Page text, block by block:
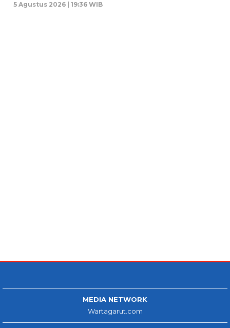
5 Agustus 2026 | 19:36 WIB
MEDIA NETWORK
Wartagarut.com